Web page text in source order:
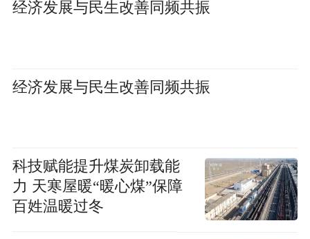
经济发展与民生改善同频共振
经济发展与民生改善同频共振
科技赋能提升煤炭卸载能
力 天寒屋暖“暖心煤”保障
百姓温暖过冬